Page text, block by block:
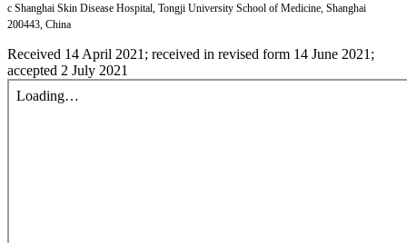
c Shanghai Skin Disease Hospital, Tongji University School of Medicine, Shanghai
200443, China
Received 14 April 2021; received in revised form 14 June 2021;
accepted 2 July 2021